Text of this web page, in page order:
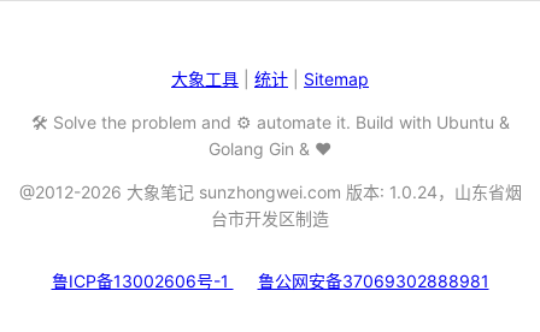
大象工具 统计 Sitemap
🛠️ Solve the problem and ⚙️ automate it. Build with Ubuntu &
Golang Gin & ❤️
@2012-2026 大象笔记 sunzhongwei.com 版本: 1.0.24，山东省烟
台市开发区制造
鲁ICP备13002606号-1 鲁公网安备37069302888981